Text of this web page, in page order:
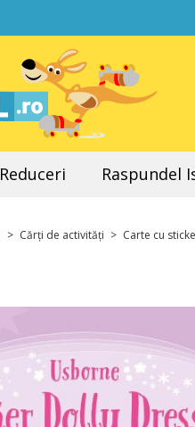
Reduceri Raspundel
> Cărți de activități > Carte cu